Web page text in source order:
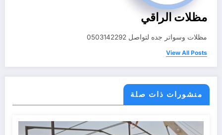
مظلات الراقي
مظلات وسواتر جده لتواصل 0503142292
View All Posts
منشورات ذات صلة